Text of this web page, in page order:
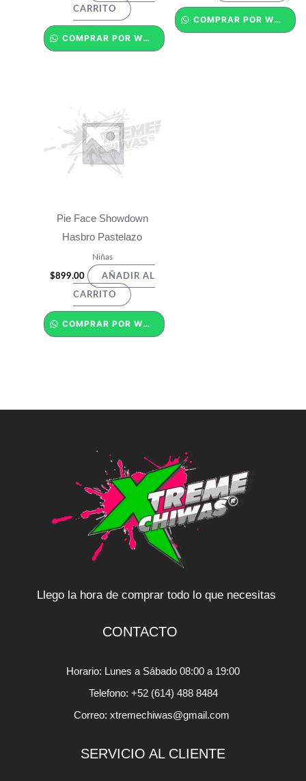
CARRITO
COMPRAR POR WHATSAPP
COMPRAR POR WHATSAPP
Pie Face Showdown
Hasbro Pastelazo
Niñas
$899.00 AÑADIR AL
CARRITO
COMPRAR POR WHATSAPP
Llego la hora de comprar todo lo que necesitas
CONTACTO
Horario: Lunes a Sábado 08:00 a 19:00
Telefono: +52 (614) 488 8484
Correo: xtremechiwas@gmail.com
SERVICIO AL CLIENTE